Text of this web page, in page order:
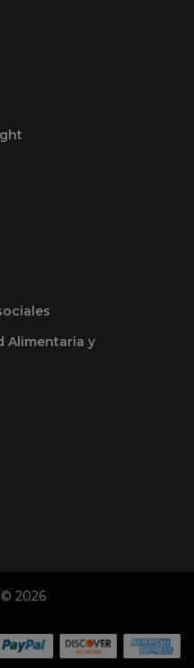
Alimentaria y
2026